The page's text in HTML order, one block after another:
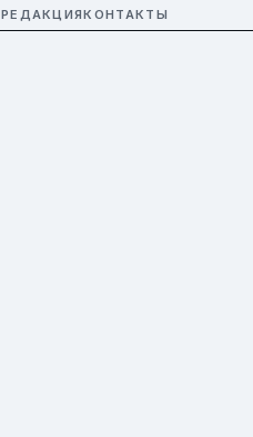
РЕДАКЦИЯКОНТАКТЫ